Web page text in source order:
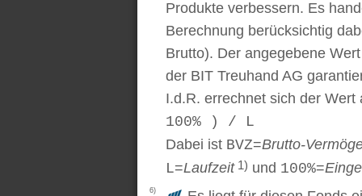
Produkte verbessern. Es
Berechnung berücksichtig
Brutto). Der angegebene
der BIT Treuhand AG
I.d.R. errechnet sich der
100% ) / L
Dabei ist BVZ=Brutto-
L=Laufzeit1) und 100%=
6)